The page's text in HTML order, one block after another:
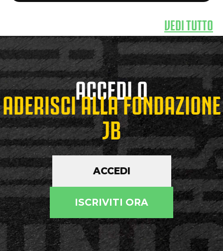
VEDI TUTTO
ACCEDI O
ADERISCI ALLA FONDAZIONE
JB
ACCEDI
ISCRIVITI ORA